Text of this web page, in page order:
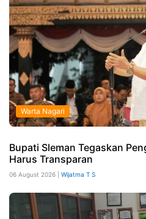
Warta Nagari
Bupati Sleman Tegaskan
Harus Transparan
06 August 2026 | Wijatma T S